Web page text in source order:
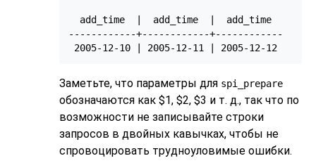
  add_time  |  add_time  |  add_time
------------+------------+------------
2005-12-10 | 2005-12-11 | 2005-12-12
Заметьте, что параметры для spi_prepare
обозначаются как $1, $2, $3 и т. д., так что по
возможности не записывайте строки
запросов в двойных кавычках, чтобы не
спровоцировать трудноуловимые ошибки.